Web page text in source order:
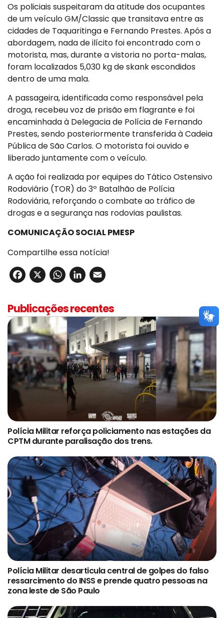
Os policiais suspeitaram da atitude dos ocupantes
de um veículo GM/Classic que transitava entre as
cidades de Taquaritinga e Fernando Prestes. Após a
abordagem, nada de ilícito foi encontrado com o
motorista, mas, durante a vistoria no porta-malas,
foram localizados 5,030 kg de skank escondidos
dentro de uma mala.
A passageira, identificada como responsável pela
droga, recebeu voz de prisão em flagrante e foi
encaminhada à Delegacia de Polícia de Fernando
Prestes, sendo posteriormente transferida à Cadeia
Pública de São Carlos. O motorista foi ouvido e
liberado juntamente com o veículo.
A ação foi realizada por equipes do Tático Ostensivo
Rodoviário (TOR) do 3º Batalhão de Polícia
Rodoviária, reforçando o combate ao tráfico de
drogas e a segurança nas rodovias paulistas.
COMUNICAÇÃO SOCIAL PMESP
Compartilhe essa notícia!
Facebook
X WhatsApp
LinkedIn
Publicações recentes
Polícia Militar reforça policiamento nas estações da
CPTM durante paralisação dos trens.
Polícia Militar desarticula central de golpes do falso
ressarcimento do INSS e prende quatro pessoas na
zona leste de São Paulo